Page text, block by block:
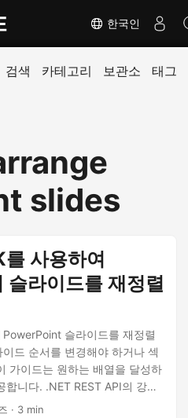
한국인
검색 카테고리 보관소 태그
slides
사용하여
라이드를 재정렬
슬라이드를 재정렬
드 순서를 변경해야 하거나 섹
가이드는 원하는 배열을 달성하
니다. .NET REST API의 강력
리 작업 흐름을 간소화하고
· 3 min